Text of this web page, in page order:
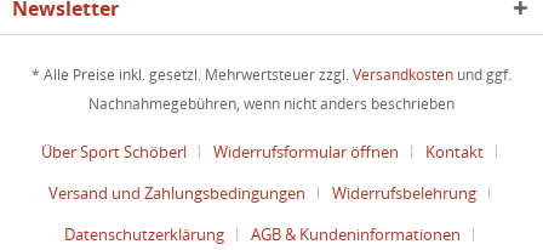
Newsletter
* Alle Preise inkl. gesetzl. Mehrwertsteuer zzgl. Versandkosten und ggf.
Nachnahmegebühren, wenn nicht anders beschrieben
Über Sport Schöberl Widerrufsformular öffnen
Kontakt
Versand und Zahlungsbedingungen
Widerrufsbelehrung
Datenschutzerklärung
AGB & Kundeninformationen